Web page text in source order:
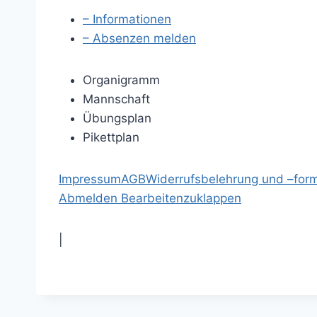
– Informationen
– Absenzen melden
Organigramm
Mannschaft
Übungsplan
Pikettplan
ImpressumAGBWiderrufsbelehrung und
Abmelden Bearbeitenzuklappen